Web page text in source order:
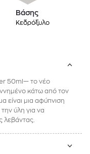
Βάσης
Κεδρόξυλο
50ml— το νέο
κάτω από τον
είναι μια αφύπνιση
ύλη για να
λεβάντας.